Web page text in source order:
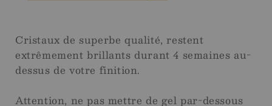
Cristaux de superbe qualité, restent
extrêmement brillants durant 4 semaines au-
dessus de votre finition.
Attention, ne pas mettre de gel par-dessous